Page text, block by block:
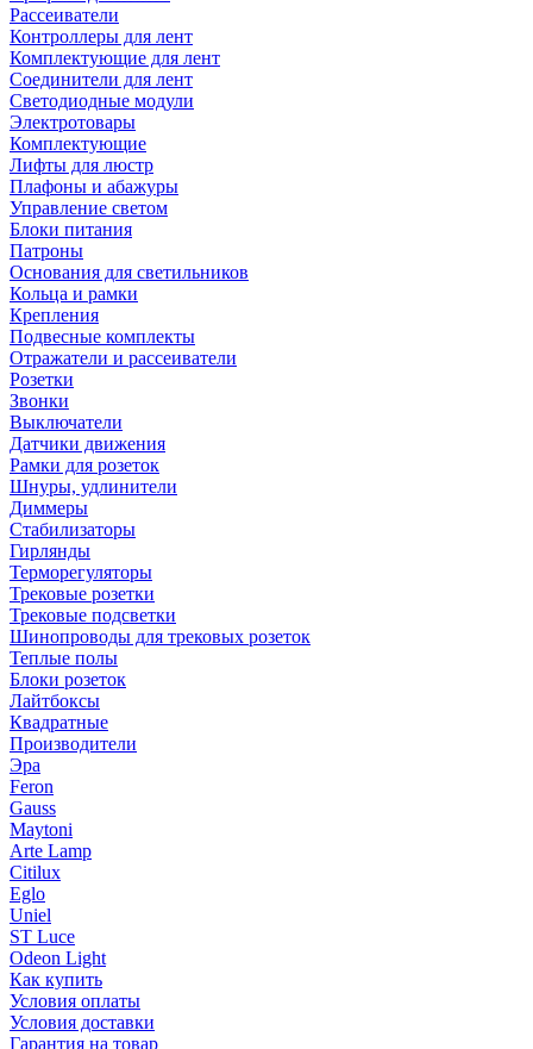
Рассеиватели
Контроллеры для лент
Комплектующие для лент
Соединители для лент
Светодиодные модули
Электротовары
Комплектующие
Лифты для люстр
Плафоны и абажуры
Управление светом
Блоки питания
Патроны
Основания для светильников
Кольца и рамки
Крепления
Подвесные комплекты
Отражатели и рассеиватели
Розетки
Звонки
Выключатели
Датчики движения
Рамки для розеток
Шнуры, удлинители
Диммеры
Стабилизаторы
Гирлянды
Терморегуляторы
Трековые розетки
Трековые подсветки
Шинопроводы для трековых розеток
Теплые полы
Блоки розеток
Лайтбоксы
Квадратные
Производители
Эра
Feron
Gauss
Maytoni
Arte Lamp
Citilux
Eglo
Uniel
ST Luce
Odeon Light
Как купить
Условия оплаты
Условия доставки
Гарантия на товар